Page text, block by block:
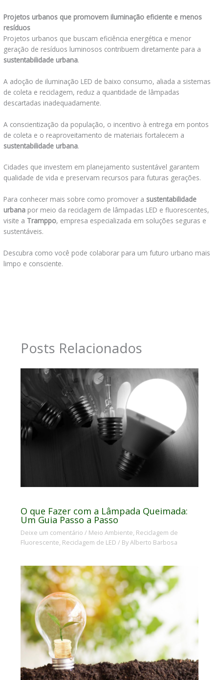
Projetos urbanos que promovem iluminação eficiente e menos
resíduos
Projetos urbanos que buscam eficiência energética e menor
geração de resíduos luminosos contribuem diretamente para a
sustentabilidade urbana.
A adoção de iluminação LED de baixo consumo, aliada a sistemas
de coleta e reciclagem, reduz a quantidade de lâmpadas
descartadas inadequadamente.
A conscientização da população, o incentivo à entrega em pontos
de coleta e o reaproveitamento de materiais fortalecem a
sustentabilidade urbana.
Cidades que investem em planejamento sustentável garantem
qualidade de vida e preservam recursos para futuras gerações.
Para conhecer mais sobre como promover a sustentabilidade
urbana por meio da reciclagem de lâmpadas LED e fluorescentes,
visite a Tramppo, empresa especializada em soluções seguras e
sustentáveis.
Descubra como você pode colaborar para um futuro urbano mais
limpo e consciente.
Posts Relacionados
O que Fazer com a Lâmpada Queimada:
Um Guia Passo a Passo
Deixe um comentário / Meio Ambiente, Reciclagem de
Fluorescente, Reciclagem de LED / ByAlberto Barbosa